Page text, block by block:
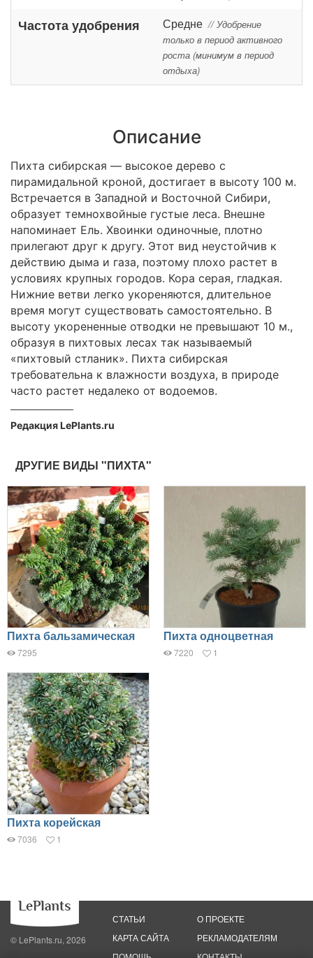
Частота удобрения Средне // Удобрение
только в период активного
роста (минимум в период
отдыха)
Описание
Пихта сибирская — высокое дерево с
пирамидальной кроной, достигает в высоту 100 м.
Встречается в Западной и Восточной Сибири,
образует темнохвойные густые леса. Внешне
напоминает Ель. Хвоинки одиночные, плотно
прилегают друг к другу. Этот вид неустойчив к
действию дыма и газа, поэтому плохо растет в
условиях крупных городов. Кора серая, гладкая.
Нижние ветви легко укореняются, длительное
время могут существовать самостоятельно. В
высоту укорененные отводки не превышают 10 м.,
образуя в пихтовых лесах так называемый
«пихтовый стланик». Пихта сибирская
требовательна к влажности воздуха, в природе
часто растет недалеко от водоемов.
Редакция LePlants.ru
ДРУГИЕ ВИДЫ "ПИХТА"
Пихта бальзамическая
7295
Пихта одноцветная
7220 1
Пихта корейская
7036 1
© LePlants.ru, 2026
СТАТЬИ
КАРТА САЙТА
О ПРОЕКТЕ
РЕКЛАМОДАТЕЛЯМ